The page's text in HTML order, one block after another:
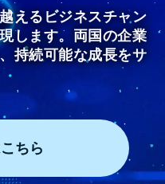
えるビジネスチャン
します。両国の企業
持続可能な成長をサ
ちら